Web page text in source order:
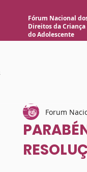
Fórum Nacional
Direitos da Criança
do Adolescente
Forum